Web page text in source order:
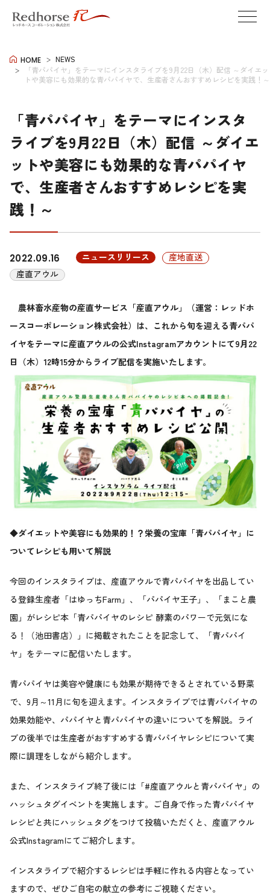
HOME
NEWS
「青パパイヤ」をテーマにインスタライブを9月22日（木）配信 ～ダイエッ
トや美容にも効果的な青パパイヤで、生産者さんおすすめレシピを実践！～
「青パパイヤ」をテーマにインスタ
ライブを9月22日（木）配信 ～ダイエ
ットや美容にも効果的な青パパイヤ
で、生産者さんおすすめレシピを実
践！～
2022.09.16 ニュースリリース
産地直送
産直アウル
農林畜水産物の産直サービス「産直アウル」（運営：レッドホ
ースコーポレーション株式会社）は、これから旬を迎える青パパ
イヤをテーマに産直アウルの公式Instagramアカウントにて9月22
日（木）12時15分からライブ配信を実施いたします。
◆ダイエットや美容にも効果的！？栄養の宝庫「青パパイヤ」に
ついてレシピも用いて解説
今回のインスタライブは、産直アウルで青パパイヤを出品してい
る登録生産者「はゆっちFarm」、「パパイヤ王子」、「まこと農
園」がレシピ本「青パパイヤのレシピ 酵素のパワーで元気にな
る！（池田書店）」に掲載されたことを記念して、「青パパイ
ヤ」をテーマに配信いたします。
青パパイヤは美容や健康にも効果が期待できるとされている野菜
で、9月～11月に旬を迎えます。インスタライブでは青パパイヤの
効果効能や、パパイヤと青パパイヤの違いについてを解説。ライ
ブの後半では生産者がおすすめする青パパイヤレシピについて実
際に調理をしながら紹介します。
また、インスタライブ終了後には「#産直アウルと青パパイヤ」の
ハッシュタグイベントを実施します。ご自身で作った青パパイヤ
レシピと共にハッシュタグをつけて投稿いただくと、産直アウル
公式Instagramにてご紹介します。
インスタライブで紹介するレシピは手軽に作れる内容となってい
ますので、ぜひご自宅の献立の参考にご視聴ください。